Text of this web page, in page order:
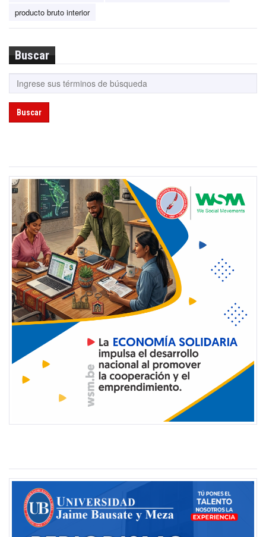
producto bruto interior
Buscar
Buscar